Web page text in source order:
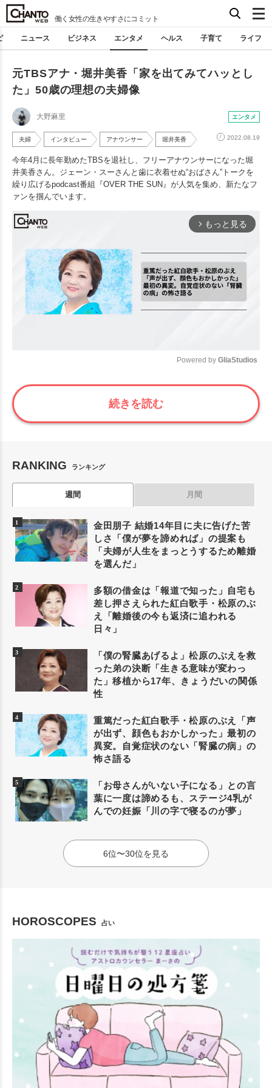
働く女性の生きやすさにコミット
ニュース ビジネス エンタメ ヘルス 子育て ライフ
元TBSアナ・堀井美香「家を出てみてハッとし
た」50歳の理想の夫婦像
大野麻里 エンタメ
夫婦 インタビュー アナウンサー 堀井美香 2022.08.19
今年4月に長年勤めたTBSを退社し、フリーアナウンサーになった堀
井美香さん。ジェーン・スーさんと歯に衣着せぬ“おばさん”トークを
繰り広げるpodcast番組『OVER THE SUN』が人気を集め、新たなフ
ァンを掴んでいます。
arrow_forward_ios もっと見る
Mute
Powered by GliaStudios
続きを読む
RANKING ランキング
週間 月間
金田朋子 結婚14年目に夫に告げた苦
しさ「僕が夢を諦めれば」の提案も
「夫婦が人生をまっとうするため離婚
を選んだ」
多額の借金は「報道で知った」自宅も
差し押さえられた紅白歌手・松原のぶ
え「離婚後の今も返済に追われる
日々」
「僕の腎臓あげるよ」松原のぶえを救
った弟の決断「生きる意味が変わっ
た」移植から17年、きょうだいの関係
性
重篤だった紅白歌手・松原のぶえ「声
が出ず、顔色もおかしかった」最初の
異変。自覚症状のない「腎臓の病」の
怖さ語る
「お母さんがいない子になる」との言
葉に一度は諦めるも、ステージ4乳が
んでの妊娠「川の字で寝るのが夢」
6位〜30位を見る
HOROSCOPES 占い